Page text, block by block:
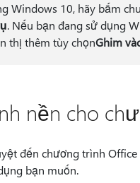
Windows 10, hãy bấm
. Nếu bạn đang sử dụng
thị thêm tùy chọnGhim
nền cho
đến chương trình
bạn muốn.